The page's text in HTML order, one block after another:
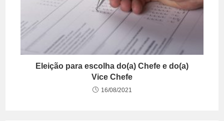
Eleição para escolha do(a) Chefe e do(a)
Vice Chefe
16/08/2021